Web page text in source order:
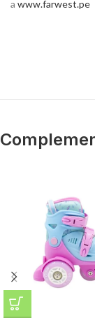
a www.farwest.pe